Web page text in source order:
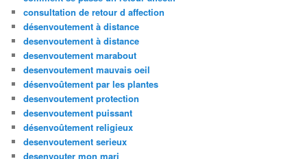
consultation de retour d affection
désenvoutement à distance
desenvoutement à distance
desenvoutement marabout
desenvoutement mauvais oeil
désenvoûtement par les plantes
desenvoutement protection
desenvoutement puissant
désenvoûtement religieux
desenvoutement serieux
desenvouter mon mari